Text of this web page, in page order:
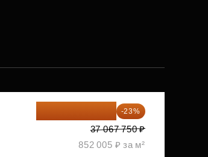
-23%
37 067 750 ₽
852 005 ₽ за м²